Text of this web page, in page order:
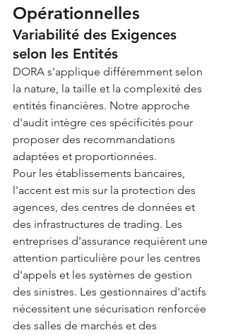
Opérationnelles
Variabilité des Exigences
selon les Entités
DORA s'applique différemment selon
la nature, la taille et la complexité des
entités financières. Notre approche
d'audit intègre ces spécificités pour
proposer des recommandations
adaptées et proportionnées.
Pour les établissements bancaires,
l'accent est mis sur la protection des
agences, des centres de données et
des infrastructures de trading. Les
entreprises d'assurance requièrent une
attention particulière pour les centres
d'appels et les systèmes de gestion
des sinistres. Les gestionnaires d'actifs
nécessitent une sécurisation renforcée
des salles de marchés et des